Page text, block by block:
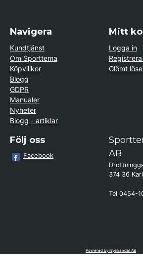
Navigera
Kundtjänst
Om Sporttema
Köpvillkor
Blogg
GDPR
Manualer
Nyheter
Blogg - artiklar
Mitt
Logga in
Glömt
Följ oss
Facebook
AB
374 36
Tel 0454-
Powered by Nyehandel AB